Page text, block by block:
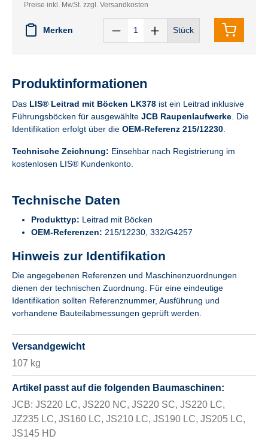
Preise inkl. MwSt. zzgl. Versandkosten
Merken Stück
Produktinformationen
Das LIS® Leitrad mit Böcken LK378 ist ein Leitrad inklusive
Führungsböcken für ausgewählte JCB Raupenlaufwerke . Die
Identifikation erfolgt über die OEM-Referenz 215/12230
Technische Zeichnung: Einsehbar nach Registrierung im
kostenlosen LIS® Kundenkonto.
Technische Daten
Produkttyp: Leitrad mit Böcken
OEM-Referenzen: 215/12230, 332/G4257
Hinweis zur Identifikation
Die angegebenen Referenzen und Maschinenzuordnungen
dienen der technischen Zuordnung. Für eine eindeutige
Identifikation sollten Referenznummer, Ausführung und
vorhandene Bauteilabmessungen geprüft werden.
Versandgewicht
107 kg
Artikel passt auf die folgenden Baumaschinen:
JCB: JS220 LC, JS220 NC, JS220 SC, JS220 LC,
JZ235 LC, JS160 LC, JS210 LC, JS190 LC, JS205 LC,
JS145 HD